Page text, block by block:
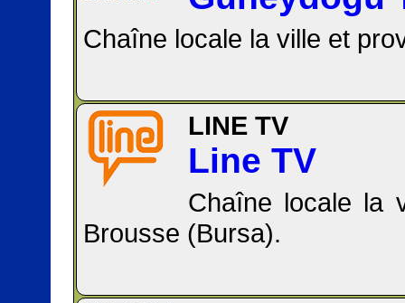
Chaîne locale la ville et
LINE TV
Line TV
Chaîne locale la
Brousse (Bursa).